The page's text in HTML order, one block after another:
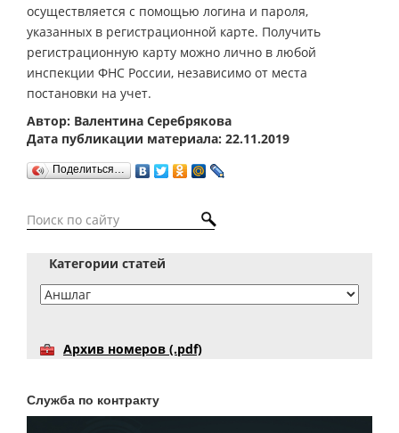
осуществляется с помощью логина и пароля,
указанных в регистрационной карте. Получить
регистрационную карту можно лично в любой
инспекции ФНС России, независимо от места
постановки на учет.
Автор: Валентина Серебрякова
Дата публикации материала: 22.11.2019
Поделиться…
Категории статей
Архив номеров (.pdf)
Служба по контракту